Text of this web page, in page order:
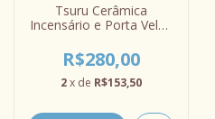
Tsuru Cerâmica
Incensário e Porta Vela -
R$280,00
2x de R$153,50